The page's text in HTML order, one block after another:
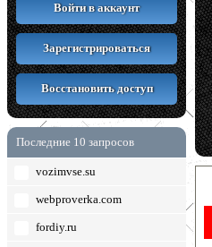
Войти в аккаунт
Зарегистрироваться
Восстановить доступ
Последние 10 запросов
vozimvse.su
webproverka.com
fordiy.ru